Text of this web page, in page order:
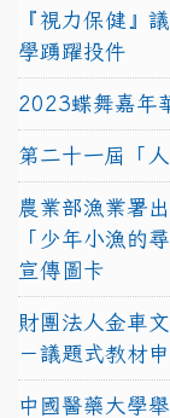
『視力保健』
學踴躍投件
2023蝶舞嘉年
第二十一屆「
農業部漁業署
「少年小漁的
宣傳圖卡
財團法人金車
－議題式教材
中國醫藥大學